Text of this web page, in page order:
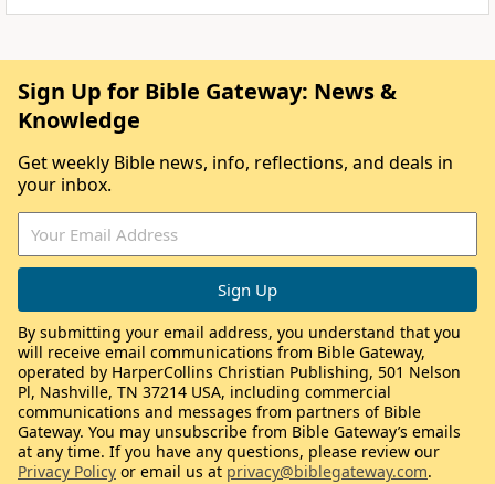
Sign Up for Bible Gateway: News &
Knowledge
Get weekly Bible news, info, reflections, and deals in
your inbox.
By submitting your email address, you understand that you
will receive email communications from Bible Gateway,
operated by HarperCollins Christian Publishing, 501 Nelson
Pl, Nashville, TN 37214 USA, including commercial
communications and messages from partners of Bible
Gateway. You may unsubscribe from Bible Gateway’s emails
at any time. If you have any questions, please review our
Privacy Policy or email us at privacy@biblegateway.com.